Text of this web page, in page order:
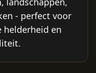
- perfect voor
helderheid en